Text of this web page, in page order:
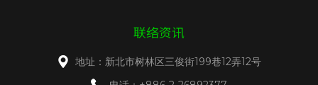
联络资讯
地址：新北市树林区三俊街199巷12弄12号